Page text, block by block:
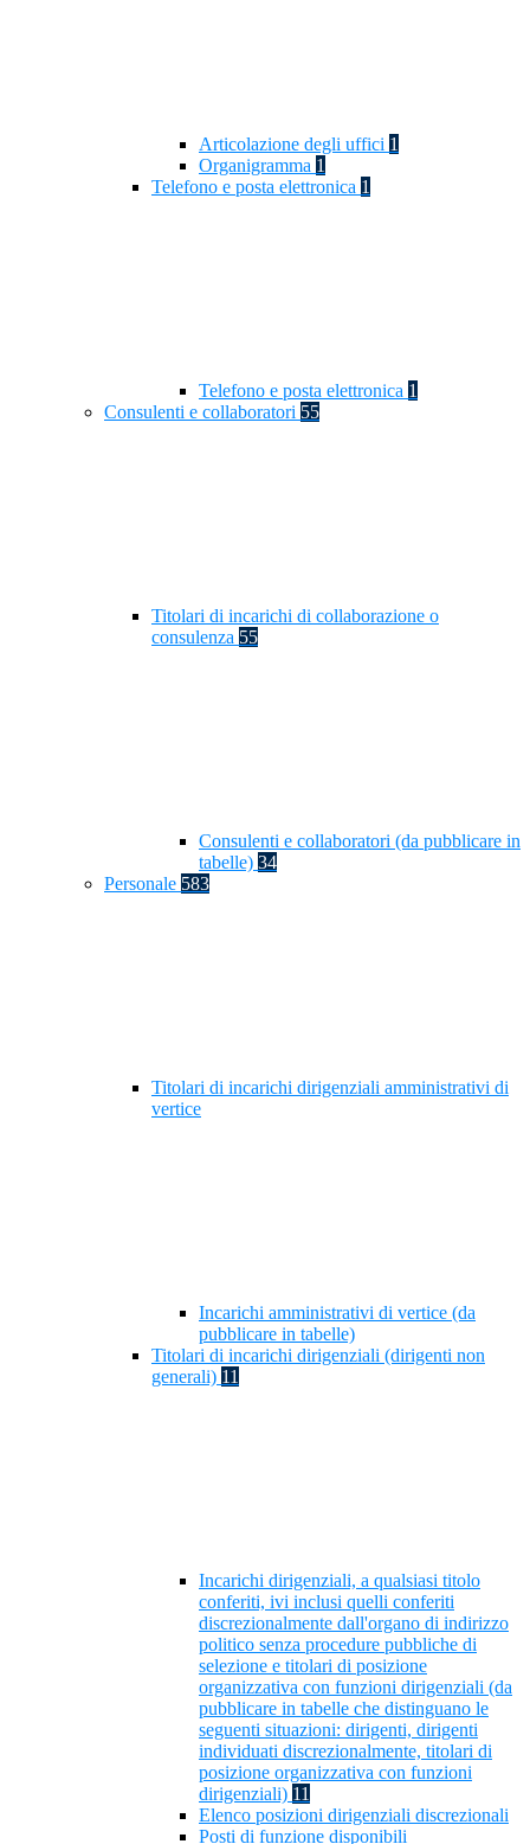
Articolazione degli uffici 1
Organigramma 1
Telefono e posta elettronica 1
Telefono e posta elettronica 1
Consulenti e collaboratori 55
Titolari di incarichi di collaborazione o
consulenza 55
Consulenti e collaboratori (da pubblicare in
tabelle) 34
Personale 583
Titolari di incarichi dirigenziali amministrativi di
vertice
Incarichi amministrativi di vertice (da
pubblicare in tabelle)
Titolari di incarichi dirigenziali (dirigenti non
generali) 11
Incarichi dirigenziali, a qualsiasi titolo
conferiti, ivi inclusi quelli conferiti
discrezionalmente dall'organo di indirizzo
politico senza procedure pubbliche di
selezione e titolari di posizione
organizzativa con funzioni dirigenziali (da
pubblicare in tabelle che distinguano le
seguenti situazioni: dirigenti, dirigenti
individuati discrezionalmente, titolari di
posizione organizzativa con funzioni
dirigenziali) 11
Elenco posizioni dirigenziali discrezionali
Posti di funzione disponibili